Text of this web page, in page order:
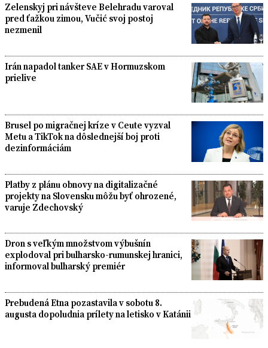
Zelenskyj pri návšteve Belehradu varoval
pred ťažkou zimou, Vučić svoj postoj
nezmenil
Irán napadol tanker SAE v Hormuzskom
prielive
Brusel po migračnej kríze v Ceute vyzval
Metu a TikTok na dôslednejší boj proti
dezinformáciám
Platby z plánu obnovy na digitalizačné
projekty na Slovensku môžu byť ohrozené,
varuje Zdechovský
Dron s veľkým množstvom výbušnín
explodoval pri bulharsko-rumunskej hranici,
informoval bulharský premiér
Prebudená Etna pozastavila v sobotu 8.
augusta dopoludnia prílety na letisko v Katánii